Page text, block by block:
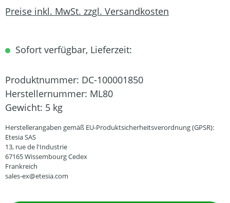
Preise inkl. MwSt. zzgl. Versandkosten
Sofort verfügbar, Lieferzeit:
Produktnummer: DC-100001850
Herstellernummer: ML80
Gewicht: 5 kg
Herstellerangaben gemäß EU-Produktsicherheitsverordnung (GPSR):
Etesia SAS
13, rue de l'Industrie
67165 Wissembourg Cedex
Frankreich
sales-ex@etesia.com